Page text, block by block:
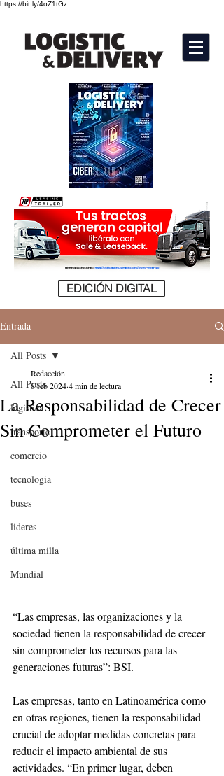
https://bit.ly/4oZ1tGz
EDICIÓN DIGITAL
Entrada
All Posts
logistica
transporte
comercio
tecnologia
buses
lideres
última milla
Mundial
All Posts
La Responsabilidad de Crecer
Sin Comprometer el Futuro
Redacción
8 feb 20244 min de lectura
“Las empresas, las organizaciones y la
sociedad tienen la responsabilidad de crecer
sin comprometer los recursos para las
generaciones futuras”: BSI.
Las empresas, tanto en Latinoamérica como
en otras regiones, tienen la responsabilidad
crucial de adoptar medidas concretas para
reducir el impacto ambiental de sus
actividades. “En primer lugar, deben